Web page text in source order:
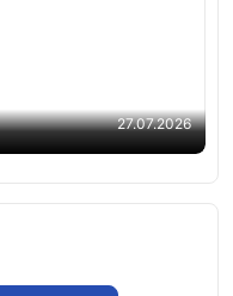
27.07.2026